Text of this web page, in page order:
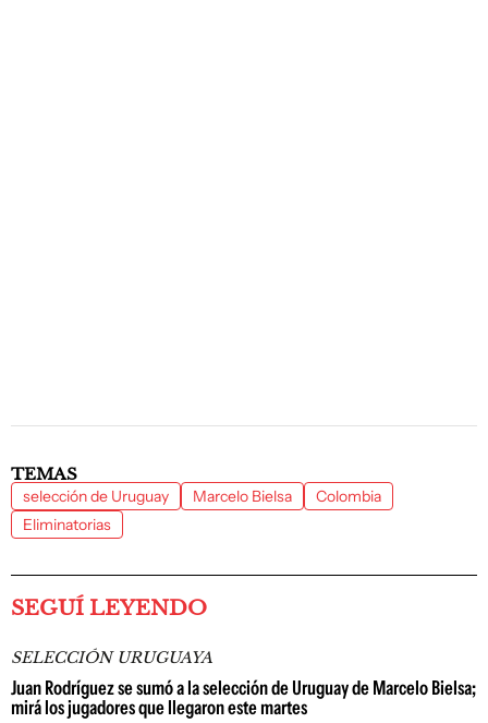
TEMAS
selección de Uruguay Marcelo Bielsa
Colombia
Eliminatorias
SEGUÍ LEYENDO
SELECCIÓN URUGUAYA
Juan Rodríguez se sumó a la selección de Uruguay de Marcelo Bielsa;
mirá los jugadores que llegaron este martes